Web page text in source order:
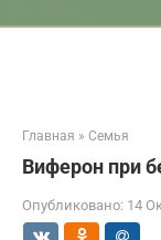
Главная » Семья
Виферон при
Опубликовано: 14